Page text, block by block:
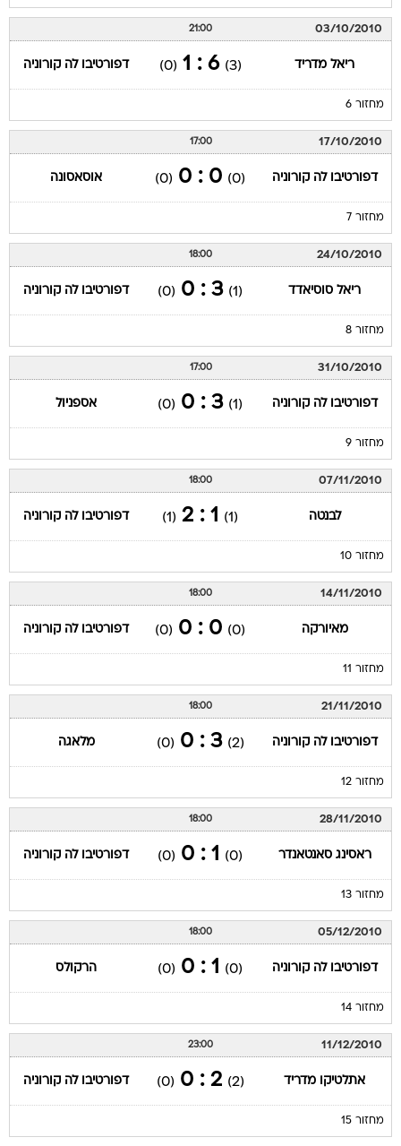
03/10/2010
21:00
ריאל מדריד (3)
6 : 1
(0) דפורטיבו לה קורוניה
מחזור 6
17/10/2010
17:00
דפורטיבו לה קורוניה (0)
0 : 0
(0) אוסאסונה
מחזור 7
24/10/2010
18:00
ריאל סוסיאדד (1)
3 : 0
(0) דפורטיבו לה קורוניה
מחזור 8
31/10/2010
17:00
דפורטיבו לה קורוניה (1)
3 : 0
(0) אספניול
מחזור 9
07/11/2010
18:00
לבנטה (1)
1 : 2
(1) דפורטיבו לה קורוניה
מחזור 10
14/11/2010
18:00
מאיורקה (0)
0 : 0
(0) דפורטיבו לה קורוניה
מחזור 11
21/11/2010
18:00
דפורטיבו לה קורוניה (2)
3 : 0
(0) מלאגה
מחזור 12
28/11/2010
18:00
ראסינג סאנטאנדר (0)
1 : 0
(0) דפורטיבו לה קורוניה
מחזור 13
05/12/2010
18:00
דפורטיבו לה קורוניה (0)
1 : 0
(0) הרקולס
מחזור 14
11/12/2010
23:00
אתלטיקו מדריד (2)
2 : 0
(0) דפורטיבו לה קורוניה
מחזור 15